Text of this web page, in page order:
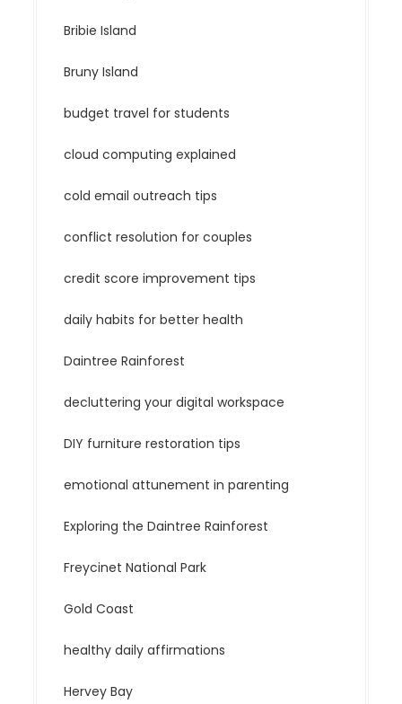
Bribie Island
Bruny Island
budget travel for students
cloud computing explained
cold email outreach tips
conflict resolution for couples
credit score improvement tips
daily habits for better health
Daintree Rainforest
decluttering your digital workspace
DIY furniture restoration tips
emotional attunement in parenting
Exploring the Daintree Rainforest
Freycinet National Park
Gold Coast
healthy daily affirmations
Hervey Bay